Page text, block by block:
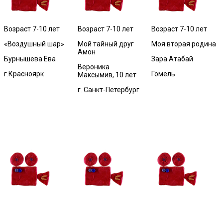
Возраст 7-10 лет
«Воздушный шар»
Бурнышева Ева
г.Красноярк
Возраст 7-10 лет
Мой тайный друг
Амон
Вероника
Максымив, 10 лет
г. Санкт-Петербург
Возраст 7-10 лет
Моя вторая родина
Зара Атабай
Гомель